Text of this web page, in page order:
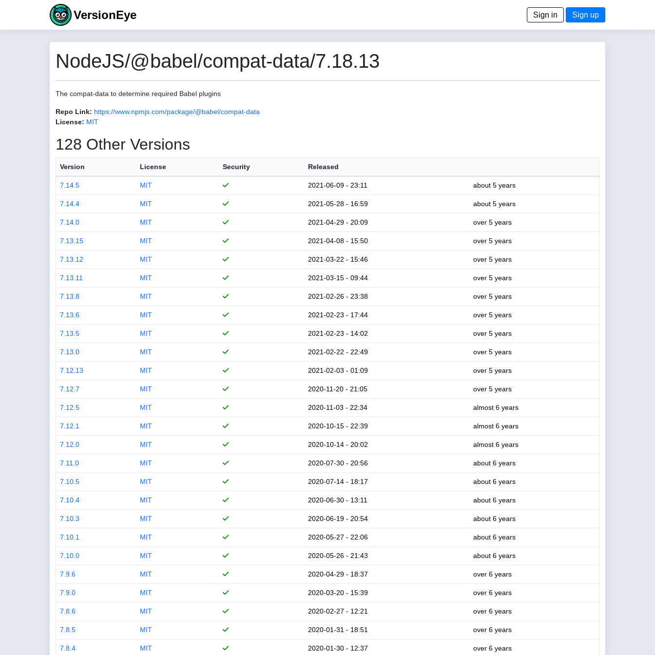
VersionEye Sign in Sign up
NodeJS/@babel/compat-data/7.18.13
The compat-data to determine required Babel plugins
Repo Link: https://www.npmjs.com/package/@babel/compat-data
License: MIT
128 Other Versions
Version License Security Released
7.14.5 MIT 2021-06-09 - 23:11 about 5 years
7.14.4 MIT 2021-05-28 - 16:59 about 5 years
7.14.0 MIT 2021-04-29 - 20:09 over 5 years
7.13.15 MIT 2021-04-08 - 15:50 over 5 years
7.13.12 MIT 2021-03-22 - 15:46 over 5 years
7.13.11 MIT 2021-03-15 - 09:44 over 5 years
7.13.8 MIT 2021-02-26 - 23:38 over 5 years
7.13.6 MIT 2021-02-23 - 17:44 over 5 years
7.13.5 MIT 2021-02-23 - 14:02 over 5 years
7.13.0 MIT 2021-02-22 - 22:49 over 5 years
7.12.13 MIT 2021-02-03 - 01:09 over 5 years
7.12.7 MIT 2020-11-20 - 21:05 over 5 years
7.12.5 MIT 2020-11-03 - 22:34 almost 6 years
7.12.1 MIT 2020-10-15 - 22:39 almost 6 years
7.12.0 MIT 2020-10-14 - 20:02 almost 6 years
7.11.0 MIT 2020-07-30 - 20:56 about 6 years
7.10.5 MIT 2020-07-14 - 18:17 about 6 years
7.10.4 MIT 2020-06-30 - 13:11 about 6 years
7.10.3 MIT 2020-06-19 - 20:54 about 6 years
7.10.1 MIT 2020-05-27 - 22:06 about 6 years
7.10.0 MIT 2020-05-26 - 21:43 about 6 years
7.9.6 MIT 2020-04-29 - 18:37 over 6 years
7.9.0 MIT 2020-03-20 - 15:39 over 6 years
7.8.6 MIT 2020-02-27 - 12:21 over 6 years
7.8.5 MIT 2020-01-31 - 18:51 over 6 years
7.8.4 MIT 2020-01-30 - 12:37 over 6 years